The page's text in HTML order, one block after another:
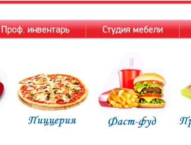
Проф. инвентарь Студия мебели